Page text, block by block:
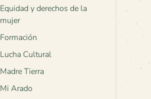
Equidad y derechos de la
mujer
Formación
Lucha Cultural
Madre Tierra
Mi Arado